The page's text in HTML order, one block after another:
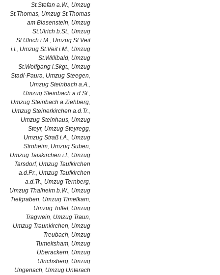
St.Stefan a.W., Umzug
St.Thomas, Umzug St.Thomas
am Blasenstein, Umzug
St.Ulrich b.St., Umzug
St.Ulrich i.M., Umzug St.Veit
i.I., Umzug St.Veit i.M., Umzug
St.Willibald, Umzug
St.Wolfgang i.Skgt., Umzug
Stadl-Paura, Umzug Steegen,
Umzug Steinbach a.A.,
Umzug Steinbach a.d.St.,
Umzug Steinbach a.Ziehberg,
Umzug Steinerkirchen a.d.Tr.,
Umzug Steinhaus, Umzug
Steyr, Umzug Steyregg,
Umzug Straß i.A., Umzug
Stroheim, Umzug Suben,
Umzug Taiskirchen i.I., Umzug
Tarsdorf, Umzug Taufkirchen
a.d.Pr., Umzug Taufkirchen
a.d.Tr., Umzug Ternberg,
Umzug Thalheim b.W., Umzug
Tiefgraben, Umzug Timelkam,
Umzug Tollet, Umzug
Tragwein, Umzug Traun,
Umzug Traunkirchen, Umzug
Treubach, Umzug
Tumeltsham, Umzug
Überackern, Umzug
Ulrichsberg, Umzug
Ungenach, Umzug Unterach